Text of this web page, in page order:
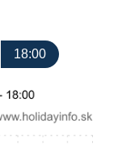
18:00